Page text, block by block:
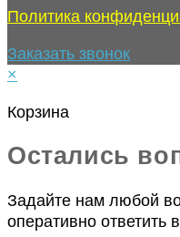
Политика
Заказать звонок
×
Корзина
Остались
Задайте нам любой
оперативно ответить